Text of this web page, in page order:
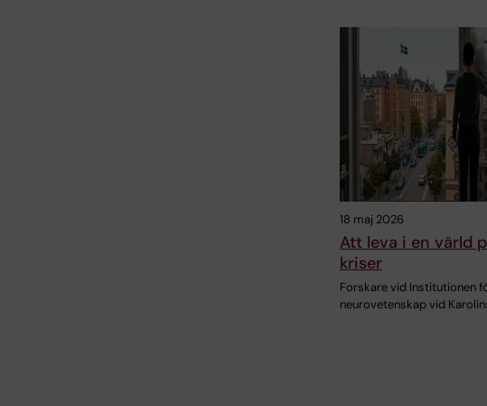
18 maj 2026
Att leva i en värld
kriser
Forskare vid Institutionen
neurovetenskap vid